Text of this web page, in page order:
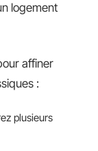
logement
affiner
:
plusieurs